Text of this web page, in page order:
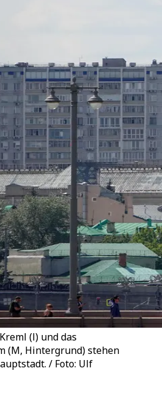
(l) und das
(M, Hintergrund) stehen
/ Foto: Ulf